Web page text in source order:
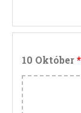
10 Október